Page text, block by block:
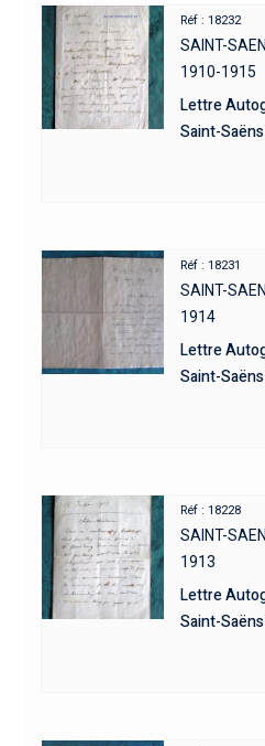
Réf : 18232
SAINT-
1910-1915
Lettre
Saint-
Réf : 18231
SAINT-
1914
Lettre
Saint-
Réf : 18228
SAINT-
1913
Lettre
Saint-